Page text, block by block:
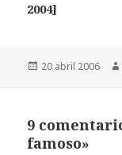
2004]
Publicado
20 abril 2006
9
famoso»